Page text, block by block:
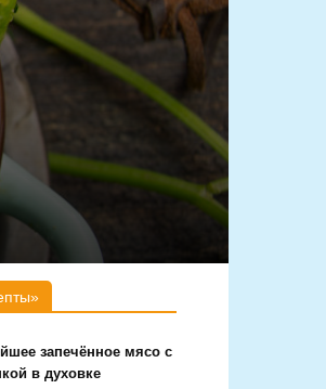
запечённое мясо с
в духовке